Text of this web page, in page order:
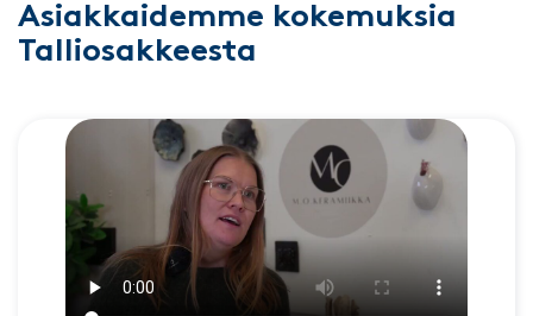
Asiakkaidemme kokemuksia
Talliosakkeesta